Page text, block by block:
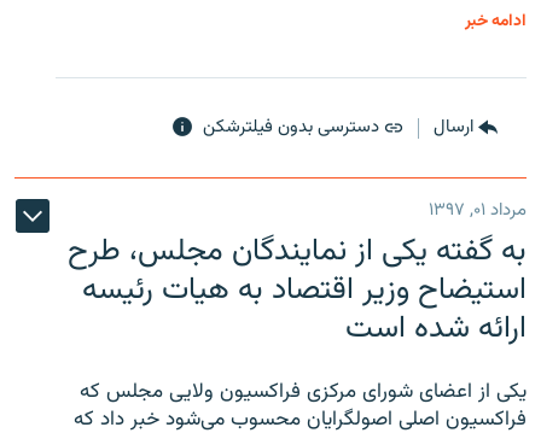
ادامه خبر
ارسال دسترسی بدون فیلترشکن
مرداد ۰۱, ۱۳۹۷
به گفته یکی از نمایندگان مجلس، طرح
استیضاح وزیر اقتصاد به هیات رئیسه
ارائه شده است
یکی از اعضای شورای مرکزی فراکسیون ولایی مجلس که
فراکسیون اصلی اصولگرایان محسوب می‌شود خبر داد که